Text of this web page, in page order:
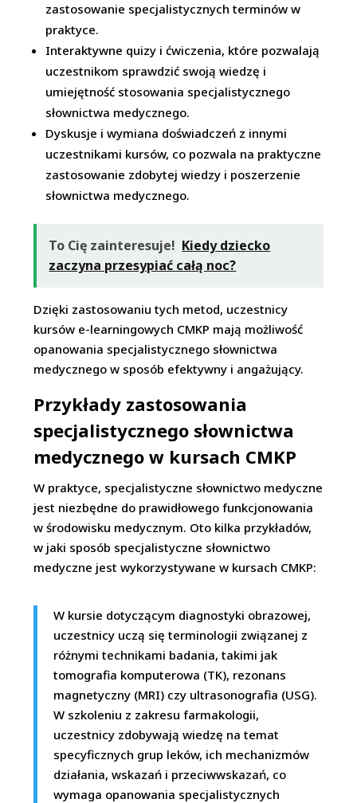
zastosowanie specjalistycznych terminów w
praktyce.
Interaktywne quizy i ćwiczenia, które pozwalają
uczestnikom sprawdzić swoją wiedzę i
umiejętność stosowania specjalistycznego
słownictwa medycznego.
Dyskusje i wymiana doświadczeń z innymi
uczestnikami kursów, co pozwala na praktyczne
zastosowanie zdobytej wiedzy i poszerzenie
słownictwa medycznego.
To Cię zainteresuje! Kiedy dziecko
zaczyna przesypiać całą noc?
Dzięki zastosowaniu tych metod, uczestnicy
kursów e-learningowych CMKP mają możliwość
opanowania specjalistycznego słownictwa
medycznego w sposób efektywny i angażujący.
Przykłady zastosowania
specjalistycznego słownictwa
medycznego w kursach CMKP
W praktyce, specjalistyczne słownictwo medyczne
jest niezbędne do prawidłowego funkcjonowania
w środowisku medycznym. Oto kilka przykładów,
w jaki sposób specjalistyczne słownictwo
medyczne jest wykorzystywane w kursach CMKP:
W kursie dotyczącym diagnostyki obrazowej,
uczestnicy uczą się terminologii związanej z
różnymi technikami badania, takimi jak
tomografia komputerowa (TK), rezonans
magnetyczny (MRI) czy ultrasonografia (USG).
W szkoleniu z zakresu farmakologii,
uczestnicy zdobywają wiedzę na temat
specyficznych grup leków, ich mechanizmów
działania, wskazań i przeciwwskazań, co
wymaga opanowania specjalistycznych